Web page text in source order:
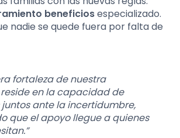
beneficiosespecializado.
nadie se quede fuera por falta de
fortaleza de nuestra
en la capacidad de
ante la incertidumbre,
que el apoyo llegue a quienes